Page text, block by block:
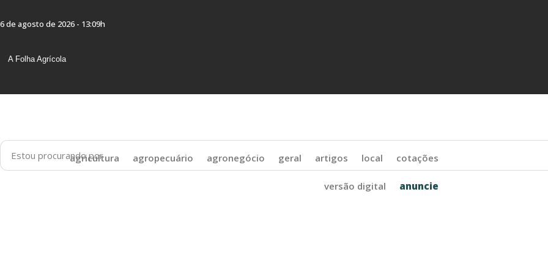
to
6 de agosto de 2026 - 13:09h
A Folha Agrícola
agricultura agropecuário agronegócio geral artigos local cotações
versão digital anuncie